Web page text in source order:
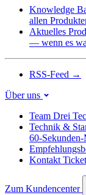
Knowledge
allen
Aktuelles
— wenn es
RSS-Feed →
Über uns
Team Drei
Technik &
60-
Kontakt
Zum Kundencenter